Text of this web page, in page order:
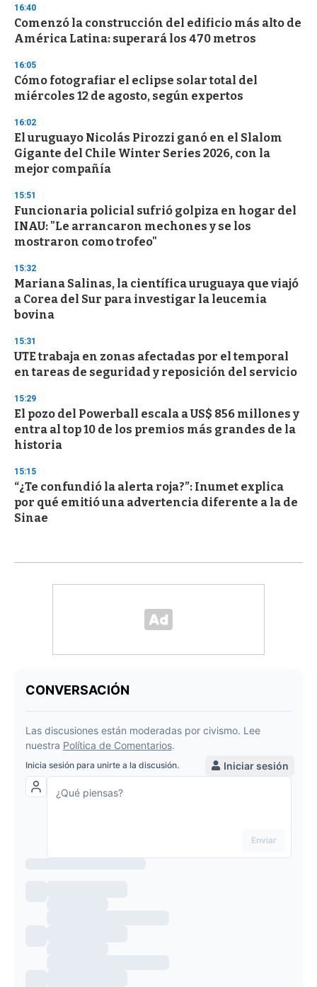
d
s
o
f
3
s
c
n
d
s
16:40
Comenzó la construcción del edificio más alto de
América Latina: superará los 470 metros
16:05
Cómo fotografiar el eclipse solar total del
miércoles 12 de agosto, según expertos
16:02
El uruguayo Nicolás Pirozzi ganó en el Slalom
Gigante del Chile Winter Series 2026, con la
mejor compañía
15:51
Funcionaria policial sufrió golpiza en hogar del
INAU: "Le arrancaron mechones y se los
mostraron como trofeo"
15:32
Mariana Salinas, la científica uruguaya que viajó
a Corea del Sur para investigar la leucemia
bovina
15:31
UTE trabaja en zonas afectadas por el temporal
en tareas de seguridad y reposición del servicio
15:29
El pozo del Powerball escala a US$ 856 millones y
entra al top 10 de los premios más grandes de la
historia
15:15
“¿Te confundió la alerta roja?”: Inumet explica
por qué emitió una advertencia diferente a la de
Sinae